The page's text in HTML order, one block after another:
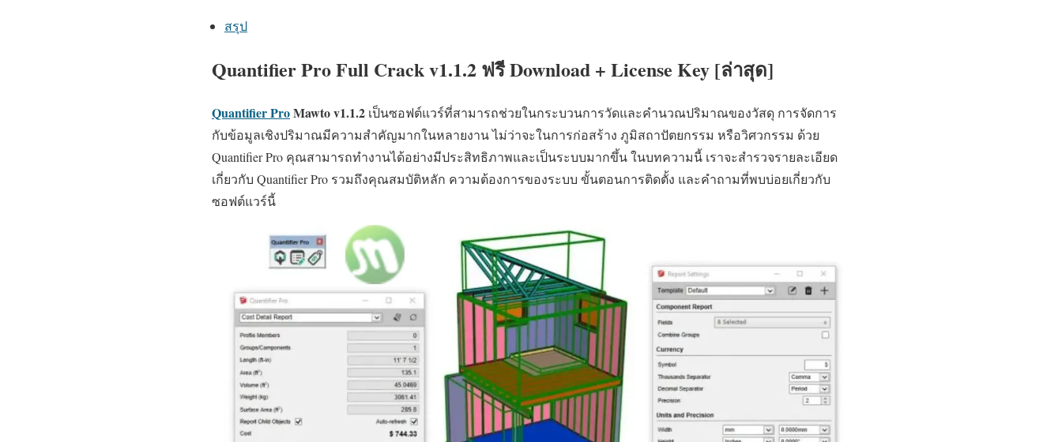
สรุป
Quantifier Pro Full Crack v1.1.2 ฟรี Download + License Key [ล่าสุด]
Quantifier ProMawtov1.1.2 เป็นซอฟต์แวร์ที่สามารถช่วยในกระบวนการวัดและคำนวณปริมาณของวัสดุ การจัดการ
กับข้อมูลเชิงปริมาณมีความสำคัญมากในหลายงาน ไม่ว่าจะในการก่อสร้าง ภูมิสถาปัตยกรรม หรือวิศวกรรม ด้วย
Quantifier Pro คุณสามารถทำงานได้อย่างมีประสิทธิภาพและเป็นระบบมากขึ้น ในบทความนี้ เราจะสำรวจรายละเอียด
เกี่ยวกับ Quantifier Pro รวมถึงคุณสมบัติหลัก ความต้องการของระบบ ขั้นตอนการติดตั้ง และคำถามที่พบบ่อยเกี่ยวกับ
ซอฟต์แวร์นี้